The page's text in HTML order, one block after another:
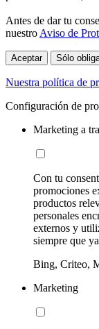
Antes de dar tu
nuestro Aviso de
Aceptar Sólo
Nuestra política de
Configuración de
Marketing a
Con tu
promociones
productos
personales
externos y
siempre que
Bing, Criteo,
Marketing